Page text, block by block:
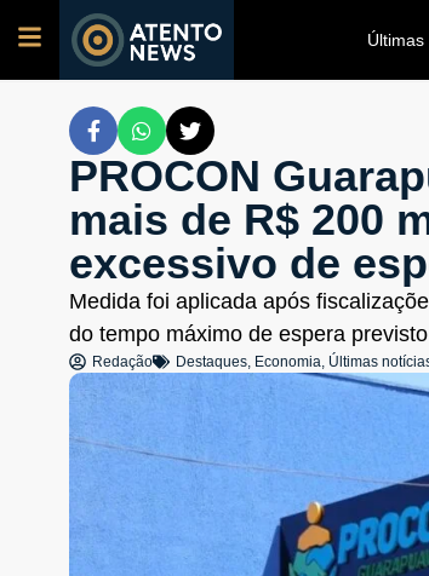
PROCON
mais de R$ 200
excessivo de
Medida foi aplicada após
do tempo máximo de espera
Redação Destaques, Economia, Últimas